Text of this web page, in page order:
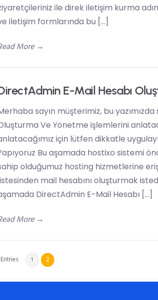
ile direk iletişim kurma
iletişim formlarında bu […]
More→
E-Mail Hesabı
sayın müşterimiz, bu
Ve Yönetme işlemlerini
için lütfen dikkatle
Bu aşamada hostixo sistemi
olduğumuz hosting hizmetlerine
mail hesabını oluşturmak
DirectAdmin E-Mail Hesabı […]
More→
1 2